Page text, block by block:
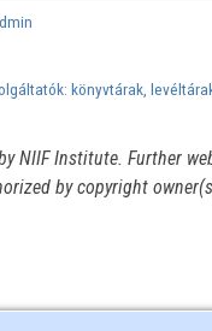
könyvtárak,
NIIF Institute. Further
by copyright